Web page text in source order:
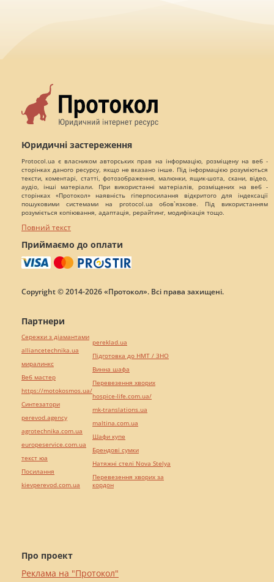
Юридичні застереження
Protocol.ua є власником авторських прав на інформацію, розміщену на веб -
сторінках даного ресурсу, якщо не вказано інше. Під інформацією розуміються
тексти, коментарі, статті, фотозображення, малюнки, ящик-шота, скани, відео,
аудіо, інші матеріали. При використанні матеріалів, розміщених на веб -
сторінках «Протокол» наявність гіперпосилання відкритого для індексації
пошуковими системами на protocol.ua обов`язкове. Під використанням
розуміється копіювання, адаптація, рерайтинг, модифікація тощо.
Повний текст
Приймаємо до оплати
Copyright © 2014-2026 «Протокол». Всі права захищені.
Про проект
Реклама на "Протокол"
Партнери
Сережки з діамантами
alliancetechnika.ua
миралинкс
Веб мастер
https://motokosmos.ua/
Синтезатори
perevod.agency
agrotechnika.com.ua
europeservice.com.ua
текст юа
Посилання
kievperevod.com.ua
pereklad.ua
Підготовка до НМТ / ЗНО
Винна шафа
Перевезення хворих
hospice-life.com.ua/
mk-translations.ua
maltina.com.ua
Шафи купе
Брендові сумки
Натяжні стелі Nova Stelya
Перевезення хворих за
кордон